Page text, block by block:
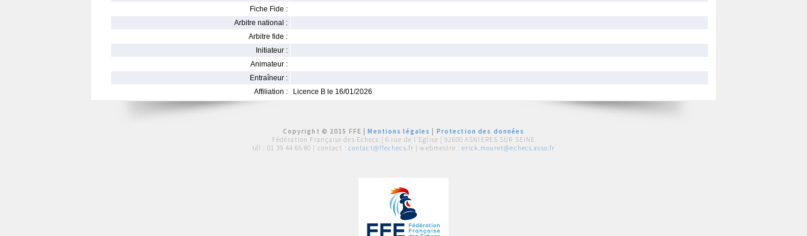
Fiche Fide :
Arbitre national :
Arbitre fide :
Initiateur :
Animateur :
Entraîneur :
Affiliation :
Licence B le 16/01/2026
Copyright © 2015 FFE |Mentions légales
Protection des données
Fédération Française des Echecs | 6 rue de l'Eglise | 92600 ASNIERES SUR SEINE
tél : 01 39 44 65 80 | contact : contact@ffechecs.fr | webmestre : erick.mouret@echecs.asso.fr